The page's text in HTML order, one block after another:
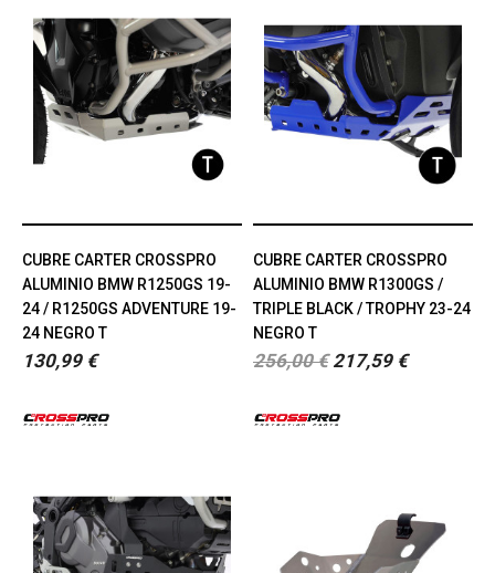
CUBRE CARTER CROSSPRO
ALUMINIO BMW R1250GS 19-
24 / R1250GS ADVENTURE 19-
24 NEGRO T
130,99 €
CUBRE CARTER CROSSPRO
ALUMINIO BMW R1300GS /
TRIPLE BLACK / TROPHY 23-24
NEGRO T
256,00 € 217,59 €